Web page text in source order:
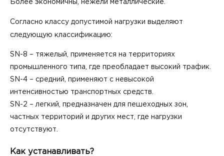
Более экономичны, нежели металлические.
Согласно классу допустимой нагрузки выделяют
следующую классификацию:
SN-8 – тяжелый, применяется на территориях
промышленного типа, где преобладает высокий трафик.
SN-4 – средний, применяют с невысокой
интенсивностью транспортных средств.
SN-2 – легкий, предназначен для пешеходных зон,
частных территорий и других мест, где нагрузки
отсутствуют.
Как устанавливать?